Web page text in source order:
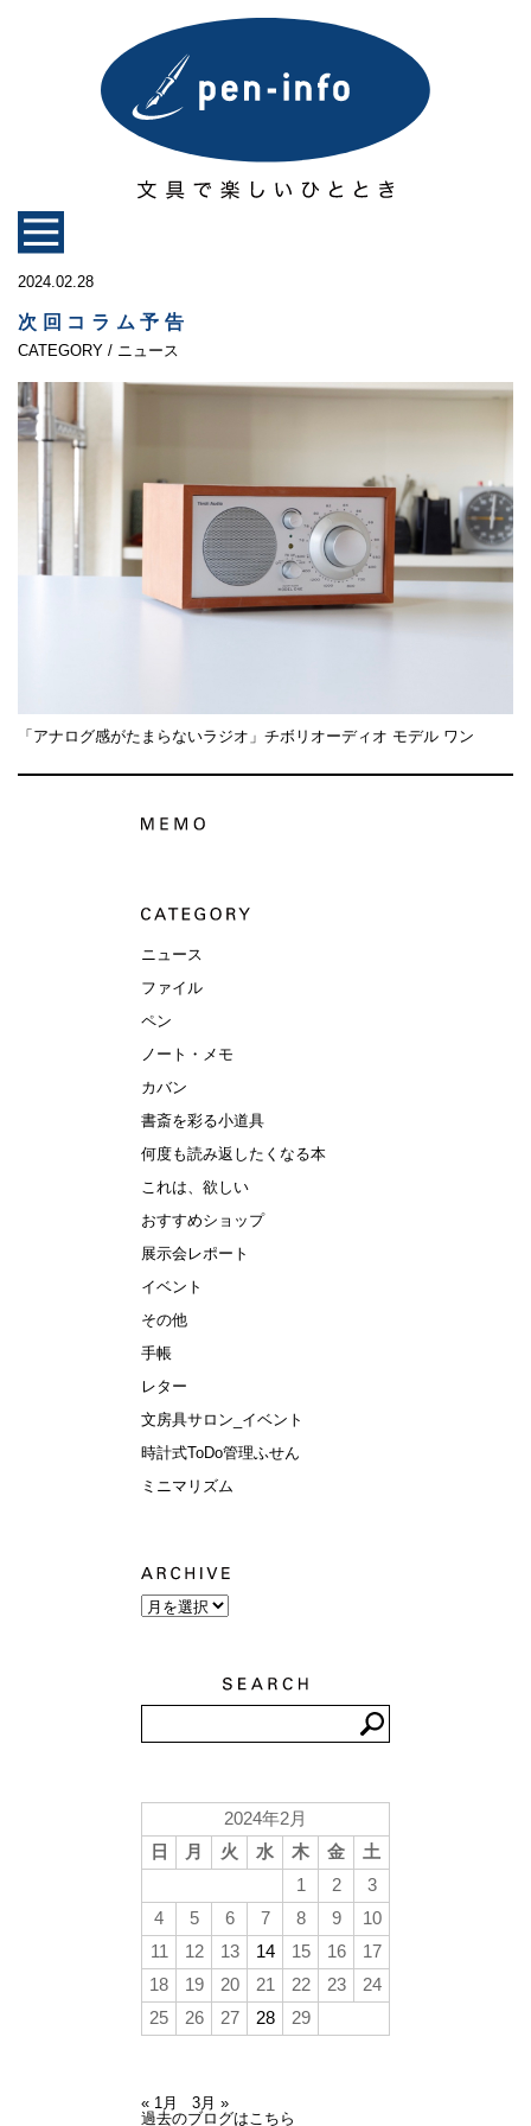
2024.02.28
次回コラム予告
CATEGORY / ニュース
「アナログ感がたまらないラジオ」チボリオーディオ モデル ワン
ニュース
ファイル
ペン
ノート・メモ
カバン
書斎を彩る小道具
何度も読み返したくなる本
これは、欲しい
おすすめショップ
展示会レポート
イベント
その他
手帳
レター
文房具サロン_イベント
時計式ToDo管理ふせん
ミニマリズム
2024年2月
日
月 火 水 木 金
土
1
2
3
4
5 6 7 8 9
10
11
12 13 14 15 16
17
18
19 20 21 22 23
24
25
26 27 28 29
« 1月
3月 »
過去のブログはこちら